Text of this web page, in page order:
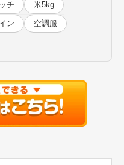
チ 米5kg
ン 空調服